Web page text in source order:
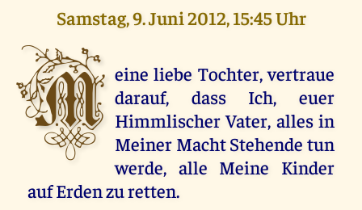
Samstag, 9. Juni 2012, 15:45 Uhr
M eine liebe Tochter, vertraue
darauf, dass Ich, euer
Himmlischer Vater, alles in
Meiner Macht Stehende tun
werde, alle Meine Kinder
auf Erden zu retten.